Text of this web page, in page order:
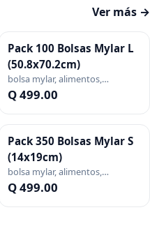
Ver más →
Pack 100 Bolsas Mylar L
(50.8x70.2cm)
bolsa mylar, alimentos,
conservar, sellado, vacio,
metalizada, grande, pack
Q 499.00
Pack 350 Bolsas Mylar S
(14x19cm)
bolsa mylar, alimentos,
conservar, sellado, vacio,
metalizada, pack
Q 499.00